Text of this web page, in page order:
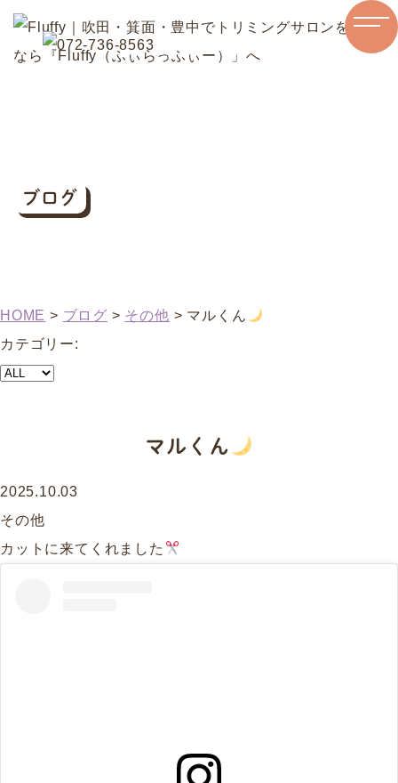
ブログ
HOME > ブログ > その他 > マルくん
カテゴリー:
マルくん
2025.10.03
その他
カットに来てくれました